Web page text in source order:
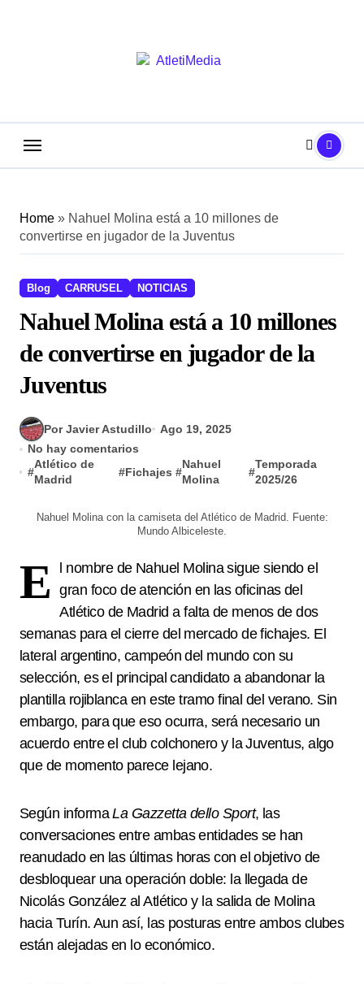
Home » Nahuel Molina está a 10 millones de
convertirse en jugador de la Juventus
Blog CARRUSEL NOTICIAS
Nahuel Molina está a 10 millones
de convertirse en jugador de la
Juventus
Por Javier Astudillo
Ago 19, 2025
No hay comentarios
#
Atlético de
Madrid
#Fichajes #
Nahuel
Molina
#
Temporada
2025/26
Nahuel Molina con la camiseta del Atlético de Madrid. Fuente:
Mundo Albiceleste.
E
l nombre de Nahuel Molina sigue siendo el
gran foco de atención en las oficinas del
Atlético de Madrid a falta de menos de dos
semanas para el cierre del mercado de fichajes. El
lateral argentino, campeón del mundo con su
selección, es el principal candidato a abandonar la
plantilla rojiblanca en este tramo final del verano. Sin
embargo, para que eso ocurra, será necesario un
acuerdo entre el club colchonero y la Juventus, algo
que de momento parece lejano.
Según informaLa Gazzetta dello Sport, las
conversaciones entre ambas entidades se han
reanudado en las últimas horas con el objetivo de
desbloquear una operación doble: la llegada de
Nicolás González al Atlético y la salida de Molina
hacia Turín. Aun así, las posturas entre ambos clubes
están alejadas en lo económico.